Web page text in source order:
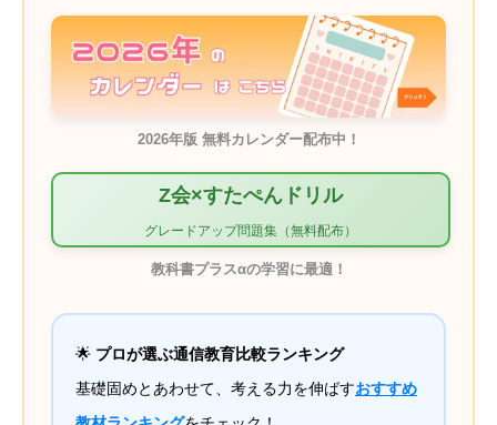
2026年版 無料カレンダー配布中！
Z会×すたぺんドリル
グレードアップ問題集（無料配布）
教科書プラスαの学習に最適！
🌟 プロが選ぶ通信教育比較ランキング
基礎固めとあわせて、考える力を伸ばすおすすめ